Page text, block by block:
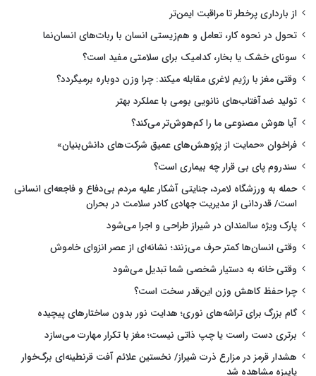
از بارداری پرخطر تا مراقبت ایمن‌تر
تحول در نحوه کار، تعامل و هم‌زیستی انسان با ربات‌های انسان‌نما
سونای خشک یا بخار، کدامیک برای سلامتی مفید است؟
وقتی مغز با رژیم لاغری مقابله میکند: چرا وزن دوباره برمیگردد؟
تولید ضدآفتاب‌های نانویی بومی با عملکرد بهتر
آیا هوش مصنوعی ما را کم‌هوش‌تر می‌کند؟
فراخوان «حمایت از پژوهش‌های عمیق شرکت‌های دانش‌بنیان»
سندروم پای بی قرار چه بیماری است؟
حمله به ورزشگاه لامرد، جنایتی آشکار علیه مردم بی‌دفاع و فاجعه‌ای انسانی
است/ قدردانی از مدیریت جهادی کادر سلامت در بحران
پارک ویژه سالمندان در شیراز طراحی و اجرا می‌شود
وقتی انسان‌ها کمتر حرف می‌زنند؛ نشانه‌ای از عصر انزوای خاموش
وقتی خانه به دستیار شخصی شما تبدیل می‌شود
چرا حفظ کاهش وزن این‌قدر سخت است؟
گام بزرگ برای تراشه‌های نوری؛ هدایت نور بدون ساختارهای پیچیده
برتری دست راست یا چپ ذاتی نیست؛ مغز با تکرار مهارت می‌سازد
هشدار قرمز در مزارع ذرت شیراز/ نخستین علائم آفت قرنطینه‌ای برگ‌خوار
پاییزه مشاهده شد